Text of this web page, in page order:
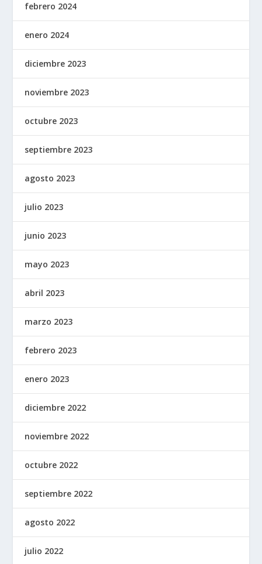
febrero 2024
enero 2024
diciembre 2023
noviembre 2023
octubre 2023
septiembre 2023
agosto 2023
julio 2023
junio 2023
mayo 2023
abril 2023
marzo 2023
febrero 2023
enero 2023
diciembre 2022
noviembre 2022
octubre 2022
septiembre 2022
agosto 2022
julio 2022